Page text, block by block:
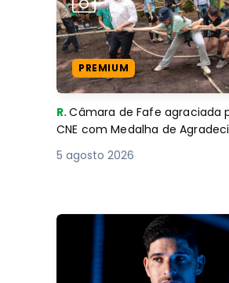
PREMIUM
R.Câmara de Fafe agraciada
CNE com Medalha de
5 agosto 2026